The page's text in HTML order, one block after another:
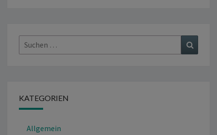
Suchen
nach:
KATEGORIEN
Allgemein